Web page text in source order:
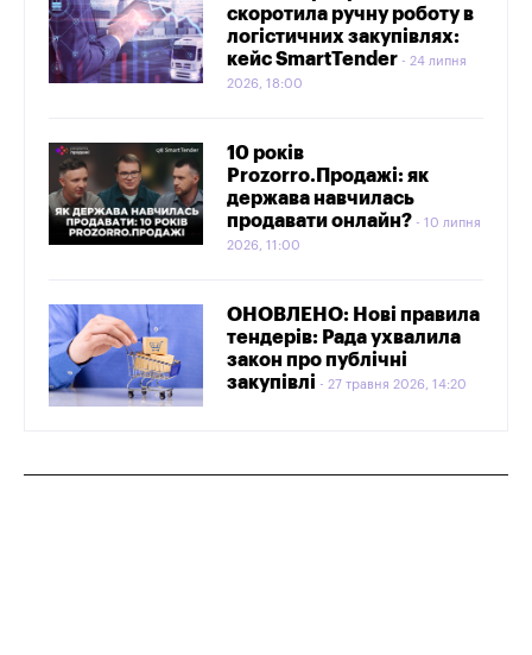
скоротила ручну роботу в
логістичних закупівлях:
кейс SmartTender
24 липня
2026, 18:00
10 років
Prozorro.Продажі: як
держава навчилась
продавати онлайн?
10 липня
2026, 11:00
ОНОВЛЕНО: Нові правила
тендерів: Рада ухвалила
закон про публічні
закупівлі
27 травня 2026, 14:20